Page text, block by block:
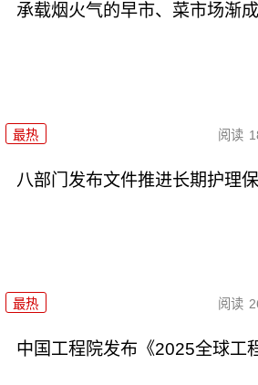
承载烟火气的早市、菜市场渐
最热 阅读
八部门发布文件推进长期护理
最热 阅读
中国工程院发布《2025全球工